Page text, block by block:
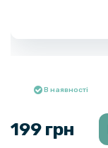
В наявності
199 грн